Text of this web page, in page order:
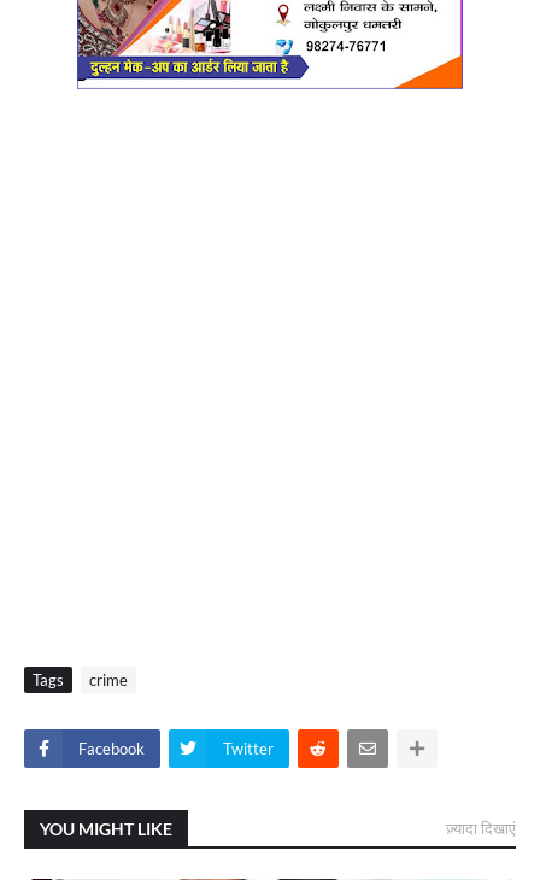
Tags crime
Facebook Twitter
YOU MIGHT LIKE ज़्यादा दिखाएं